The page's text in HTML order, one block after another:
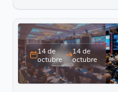
14 de
octubre
14 de
octubre